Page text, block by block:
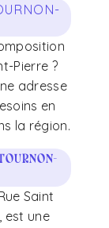
Pierre ?
adresse
en
la région.
Saint
est une